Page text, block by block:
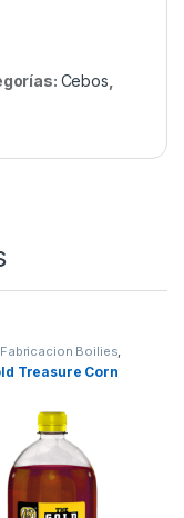
Cebos
Fabricacion Boilies,
Treasure Corn